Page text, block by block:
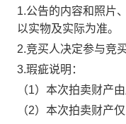
1.公告的内容和照片
以实物及实际为准。
2.竞买人决定参与竞
3.瑕疵说明：
（1）本次拍卖财产由
（2）本次拍卖财产